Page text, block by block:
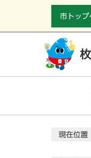
市トップ
現在位置